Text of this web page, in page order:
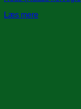
Læs mere